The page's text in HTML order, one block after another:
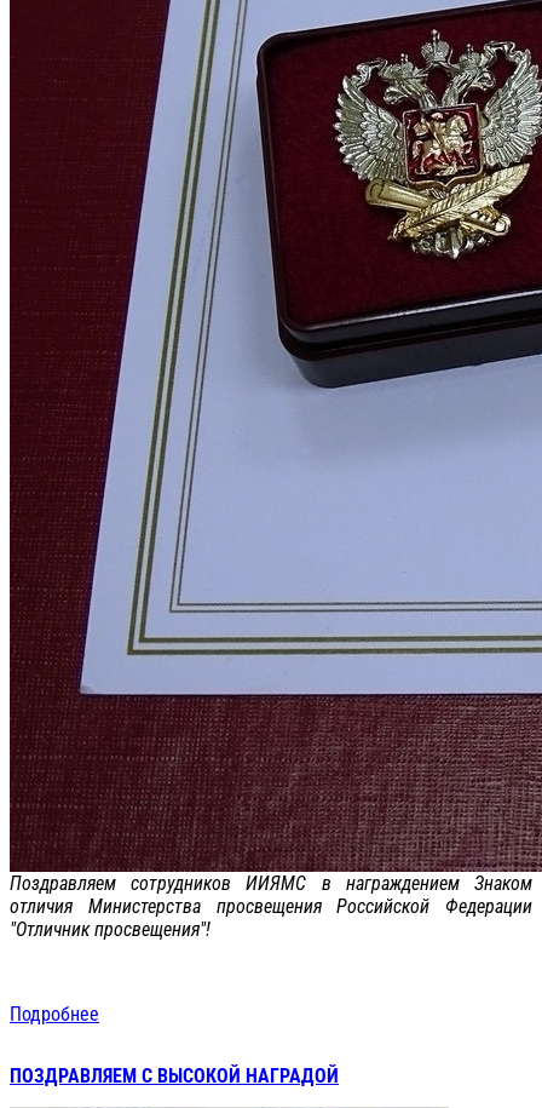
Поздравляем сотрудников ИИЯМС в награждением Знаком
отличия Министерства просвещения Российской Федерации
"Отличник просвещения"!
Подробнее
ПОЗДРАВЛЯЕМ С ВЫСОКОЙ НАГРАДОЙ